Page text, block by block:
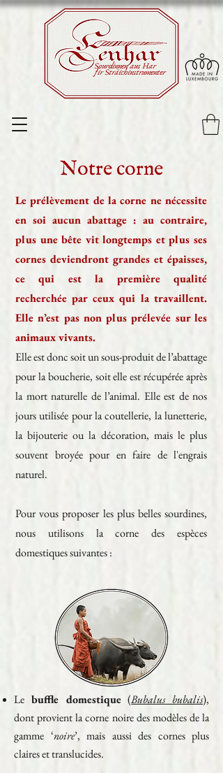
fir Sträichinstrumenter
Sourdinnen aus Har
Notre corne
Le prélèvement de la corne ne nécessite
en soi aucun abattage : au contraire,
plus une bête vit longtemps et plus ses
cornes deviendront grandes et épaisses,
ce qui est la première qualité
recherchée par ceux qui la travaillent.
Elle n’est pas non plus prélevée sur les
animaux vivants.
Elle est donc soit un sous-produit de l’abattage
pour la boucherie, soit elle est récupérée après
la mort naturelle de l’animal. Elle est de nos
jours utilisée pour la coutellerie, la lunetterie,
la bijouterie ou la décoration, mais le plus
souvent broyée pour en faire de l'engrais
naturel.
Pour vous proposer les plus belles sourdines,
nous utilisons la corne des espèces
domestiques suivantes :
Le buffle domestique(Bubalus bubalis),
dont provient la corne noire des modèles de la
gamme ‘noire’, mais aussi des cornes plus
claires et translucides.